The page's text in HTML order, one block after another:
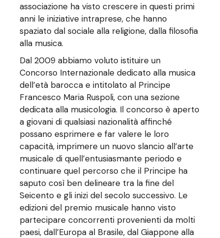
associazione ha visto crescere in questi primi
anni le iniziative intraprese, che hanno
spaziato dal sociale alla religione, dalla filosofia
alla musica.
Dal 2009 abbiamo voluto istituire un
Concorso Internazionale dedicato alla musica
dell’età barocca e intitolato al Principe
Francesco Maria Ruspoli, con una sezione
dedicata alla musicologia. Il concorso è aperto
a giovani di qualsiasi nazionalità affinché
possano esprimere e far valere le loro
capacità, imprimere un nuovo slancio all’arte
musicale di quell’entusiasmante periodo e
continuare quel percorso che il Principe ha
saputo così ben delineare tra la fine del
Seicento e gli inizi del secolo successivo. Le
edizioni del premio musicale hanno visto
partecipare concorrenti provenienti da molti
paesi, dall’Europa al Brasile, dal Giappone alla